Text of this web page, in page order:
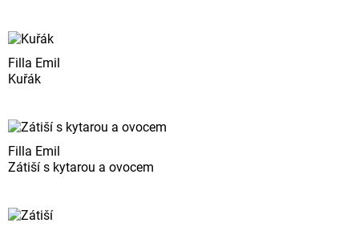
Filla Emil
Kuřák
Filla Emil
Zátiší s kytarou a ovocem